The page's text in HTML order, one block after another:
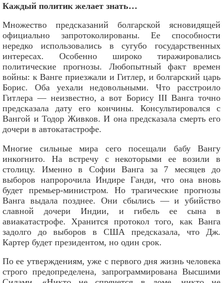
Каждый политик желает знать…
Множество предсказаний болгарской ясновидящей
официально запротоколированы. Ее способности
нередко использовались в сугубо государственных
интересах. Особенно широко тиражировались
политические прогнозы. Любопытный факт времен
войны: к Ванге приезжали и Гитлер, и болгарский царь
Борис. Оба уехали недовольными. Что расстроило
Гитлера — неизвестно, а вот Борису III Ванга точно
предсказала дату его кончины. Консультировался с
Вангой и Тодор Живков. И она предсказала смерть его
дочери в автокатастрофе.
Многие сильные мира сего посещали бабу Вангу
инкогнито. На встречу с некоторыми ее возили в
столицу. Именно в Софии Ванга за 7 месяцев до
выборов напророчила Индире Ганди, что она вновь
будет премьер-министром. Но трагические прогнозы
Ванга выдала позднее. Они сбылись — и убийство
славной дочери Индии, и гибель ее сына в
авиакатастрофе. Хранится протокол того, как Ванга
задолго до выборов в США предсказала, что Дж.
Картер будет президентом, но один срок.
По ее утверждениям, уже с первого дня жизнь человека
строго предопределена, запрограммирована Высшими